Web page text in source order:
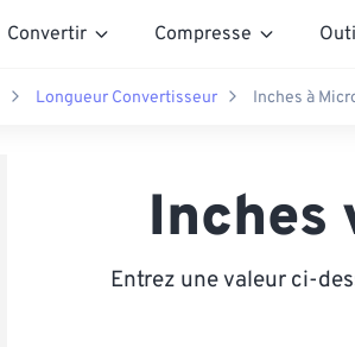
Convertir Compresse
Longueur Convertisseur Inches à
Inches
Entrez une valeur ci-